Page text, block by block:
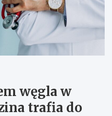
węgla w
trafia do